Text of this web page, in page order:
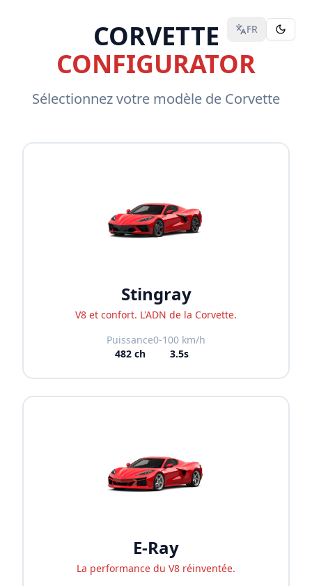
FR
CORVETTE
CONFIGURATOR
Sélectionnez votre modèle de Corvette
Stingray
V8 et confort. L'ADN de la Corvette.
Puissance
482 ch
0-100 km/h
3.5s
E-Ray
La performance du V8 réinventée.